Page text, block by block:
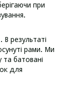
при
результаті
рами. Ми
батовані
для